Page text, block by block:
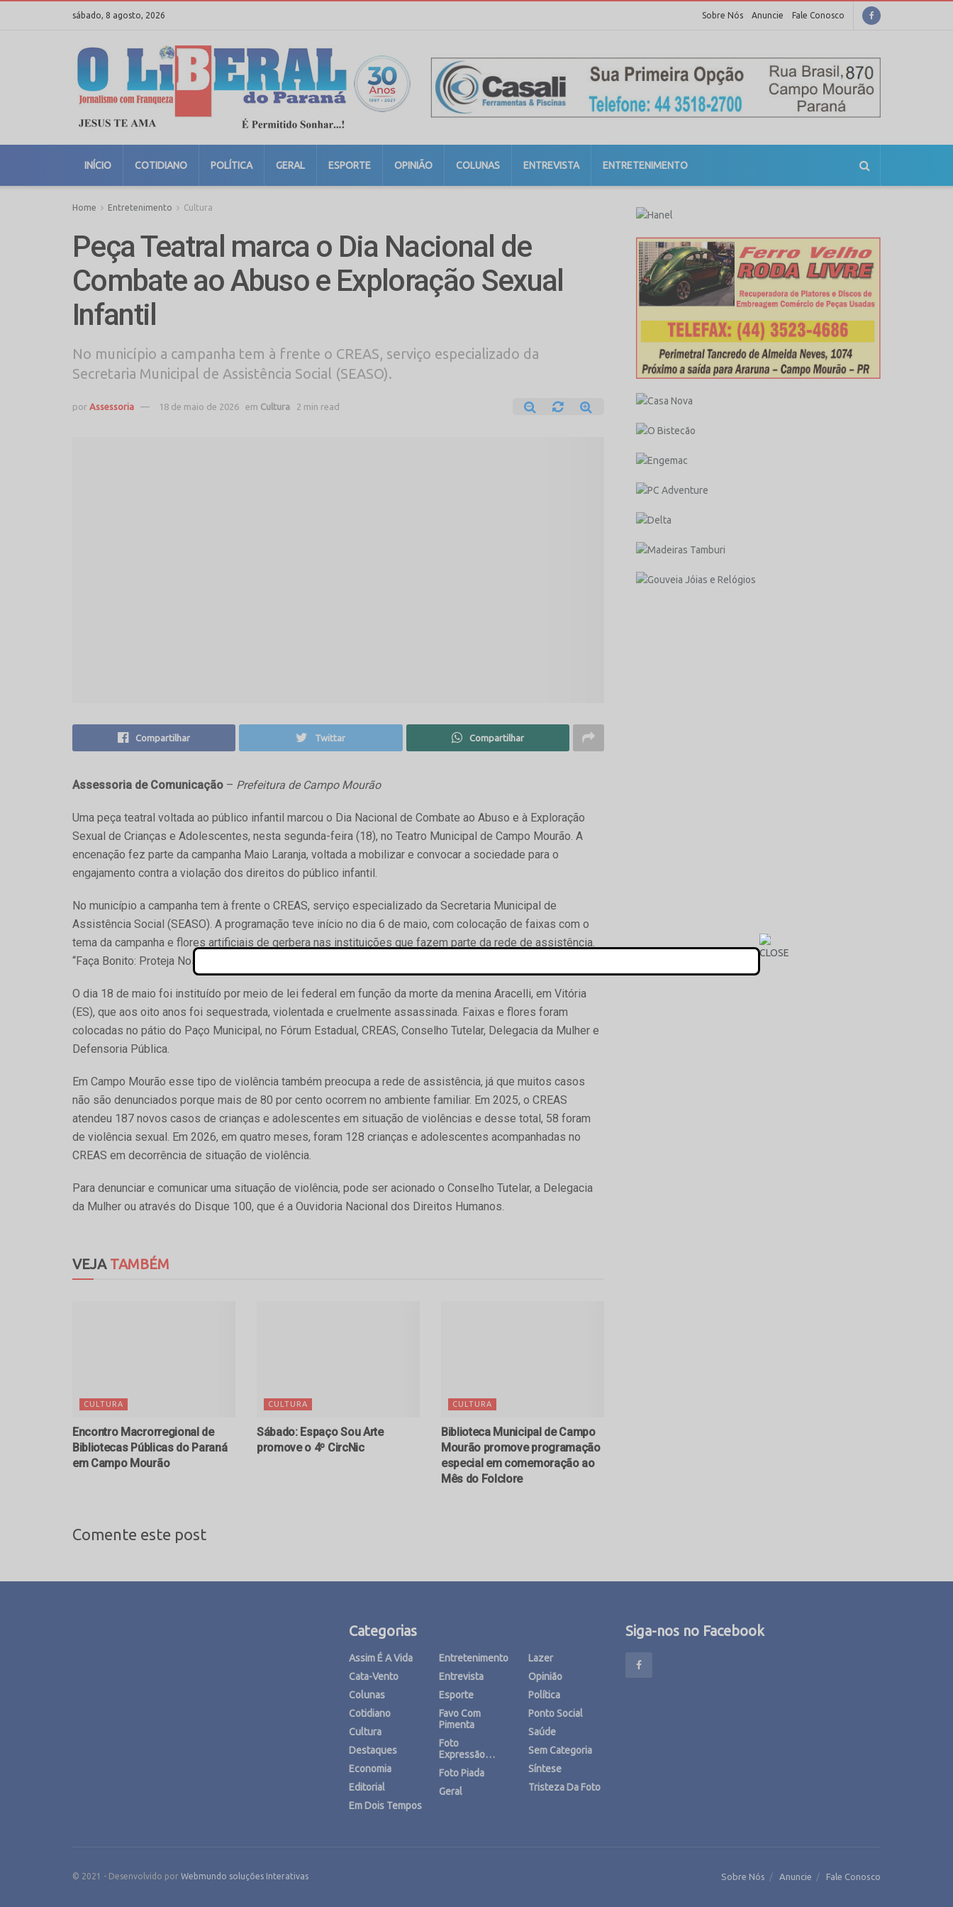
sábado, 8 agosto, 2026 Sobre Nós Anuncie Fale Conosco
INÍCIO COTIDIANO POLÍTICA GERAL ESPORTE OPINIÃO COLUNAS ENTREVISTA ENTRETENIMENTO
Home Entretenimento Cultura
Peça Teatral marca o Dia Nacional de
Combate ao Abuso e Exploração Sexual
Infantil
No município a campanha tem à frente o CREAS, serviço especializado da
Secretaria Municipal de Assistência Social (SEASO).
por Assessoria 18 de maio de 2026 em Cultura 2 min read
Compartilhar Twittar Compartilhar
Assessoria de Comunicação – Prefeitura de Campo Mourão
Uma peça teatral voltada ao público infantil marcou o Dia Nacional de Combate ao Abuso e à Exploração
Sexual de Crianças e Adolescentes, nesta segunda-feira (18), no Teatro Municipal de Campo Mourão. A
encenação fez parte da campanha Maio Laranja, voltada a mobilizar e convocar a sociedade para o
engajamento contra a violação dos direitos do público infantil.
No município a campanha tem à frente o CREAS, serviço especializado da Secretaria Municipal de
Assistência Social (SEASO). A programação teve início no dia 6 de maio, com colocação de faixas com o
tema da campanha e flores artificiais de gerbera nas instituições que fazem parte da rede de assistência.
“Faça Bonito: Proteja Nossas Crianças e Adolescentes” é o slogan da campanha nacional.
O dia 18 de maio foi instituído por meio de lei federal em função da morte da menina Aracelli, em Vitória
(ES), que aos oito anos foi sequestrada, violentada e cruelmente assassinada. Faixas e flores foram
colocadas no pátio do Paço Municipal, no Fórum Estadual, CREAS, Conselho Tutelar, Delegacia da Mulher e
Defensoria Pública.
Em Campo Mourão esse tipo de violência também preocupa a rede de assistência, já que muitos casos
não são denunciados porque mais de 80 por cento ocorrem no ambiente familiar. Em 2025, o CREAS
atendeu 187 novos casos de crianças e adolescentes em situação de violências e desse total, 58 foram
de violência sexual. Em 2026, em quatro meses, foram 128 crianças e adolescentes acompanhadas no
CREAS em decorrência de situação de violência.
Para denunciar e comunicar uma situação de violência, pode ser acionado o Conselho Tutelar, a Delegacia
da Mulher ou através do Disque 100, que é a Ouvidoria Nacional dos Direitos Humanos.
VEJATAMBÉM
CULTURA
Encontro Macrorregional de
Bibliotecas Públicas do Paraná
em Campo Mourão
CULTURA
Sábado: Espaço Sou Arte
promove o 4º CircNic
CULTURA
Biblioteca Municipal de Campo
Mourão promove programação
especial em comemoração ao
Mês do Folclore
Comente este post
Categorias
Assim É A Vida
Cata-Vento
Colunas
Cotidiano
Cultura
Destaques
Economia
Editorial
Em Dois Tempos
Entretenimento
Entrevista
Esporte
Favo Com
Pimenta
Foto
Expressão…
Foto Piada
Geral
Lazer
Opinião
Política
Ponto Social
Saúde
Sem Categoria
Síntese
Tristeza Da Foto
Siga-nos no Facebook
Sobre Nós Anuncie Fale Conosco
© 2021 - Desenvolvido por Webmundo soluções Interativas